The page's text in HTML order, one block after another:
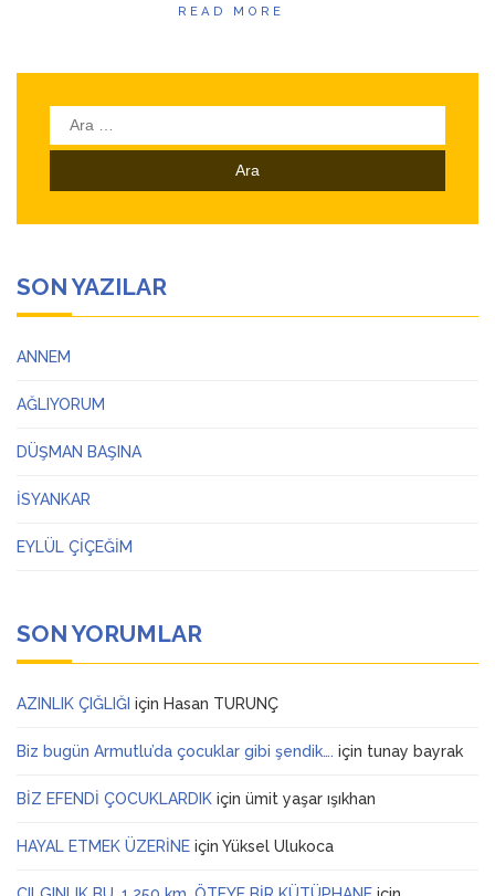
READ MORE
Arama:
SON YAZILAR
ANNEM
AĞLIYORUM
DÜŞMAN BAŞINA
İSYANKAR
EYLÜL ÇİÇEĞİM
SON YORUMLAR
AZINLIK ÇIĞLIĞI için Hasan TURUNÇ
Biz bugün Armutlu’da çocuklar gibi şendik…. için tunay bayrak
BİZ EFENDİ ÇOCUKLARDIK için ümit yaşar ışıkhan
HAYAL ETMEK ÜZERİNE için Yüksel Ulukoca